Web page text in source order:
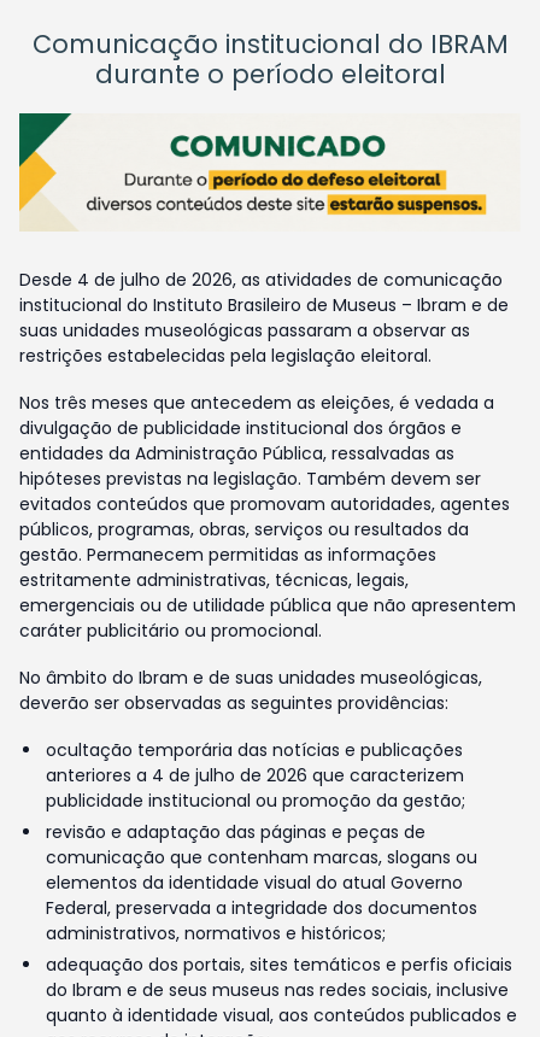
Comunicação institucional do IBRAM
durante o período eleitoral
Desde 4 de julho de 2026, as atividades de comunicação
institucional do Instituto Brasileiro de Museus – Ibram e de
suas unidades museológicas passaram a observar as
restrições estabelecidas pela legislação eleitoral.
Nos três meses que antecedem as eleições, é vedada a
divulgação de publicidade institucional dos órgãos e
entidades da Administração Pública, ressalvadas as
hipóteses previstas na legislação. Também devem ser
evitados conteúdos que promovam autoridades, agentes
públicos, programas, obras, serviços ou resultados da
gestão. Permanecem permitidas as informações
estritamente administrativas, técnicas, legais,
emergenciais ou de utilidade pública que não apresentem
caráter publicitário ou promocional.
No âmbito do Ibram e de suas unidades museológicas,
deverão ser observadas as seguintes providências:
ocultação temporária das notícias e publicações
anteriores a 4 de julho de 2026 que caracterizem
publicidade institucional ou promoção da gestão;
revisão e adaptação das páginas e peças de
comunicação que contenham marcas, slogans ou
elementos da identidade visual do atual Governo
Federal, preservada a integridade dos documentos
administrativos, normativos e históricos;
adequação dos portais, sites temáticos e perfis oficiais
do Ibram e de seus museus nas redes sociais, inclusive
quanto à identidade visual, aos conteúdos publicados e